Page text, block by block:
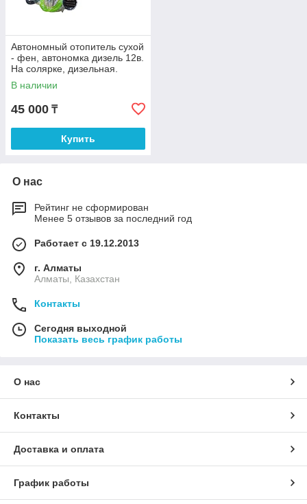
Автономный отопитель сухой
- фен, автономка дизель 12в.
На солярке, дизельная.
В наличии
45 000 ₸
Купить
О нас
Рейтинг не сформирован
Менее 5 отзывов за последний год
Работает с 19.12.2013
г. Алматы
Алматы, Казахстан
Контакты
Сегодня выходной
Показать весь график работы
О нас
Контакты
Доставка и оплата
График работы